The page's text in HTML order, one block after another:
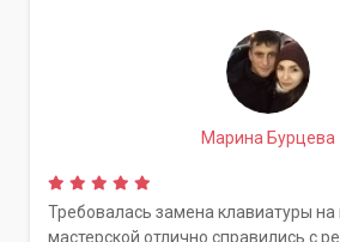
Марина Бурцева
Требовалась замена клавиатуры на
мастерской отлично справились с